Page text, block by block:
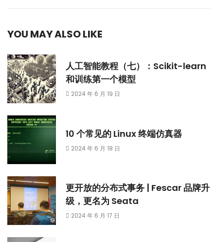
YOU MAY ALSO LIKE
人工智能教程（七）：Scikit-learn
和训练第一个模型
2024 年 6 月 19 日
10 个常见的 Linux 终端仿真器
2024 年 6 月 18 日
更开放的分布式事务 | Fescar 品牌升
级，更名为 Seata
2024 年 6 月 17 日